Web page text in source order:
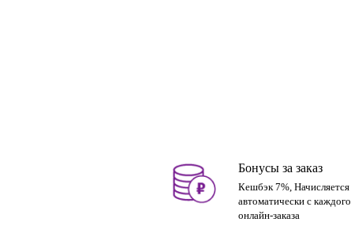
Бонусы за заказ
Кешбэк 7%, Начисляется
автоматически с каждого
онлайн-заказа